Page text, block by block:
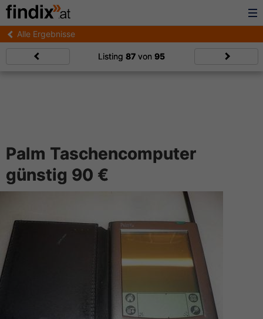
Alle Ergebnisse
Listing 87 von 95
Palm Taschencomputer
günstig 90 €